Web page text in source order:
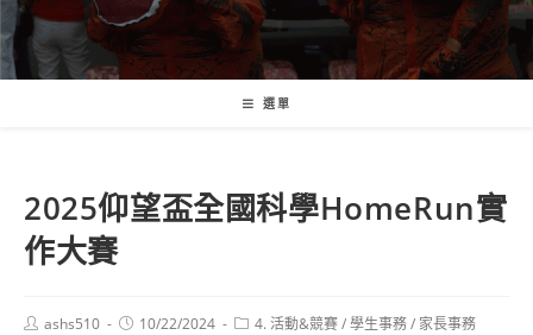
選單
2025仰望盃全國科學HomeRun實
作大賽
Postashs510
Post10/22/2024
Post4. 活動&競賽/學生事務/ 家長事務